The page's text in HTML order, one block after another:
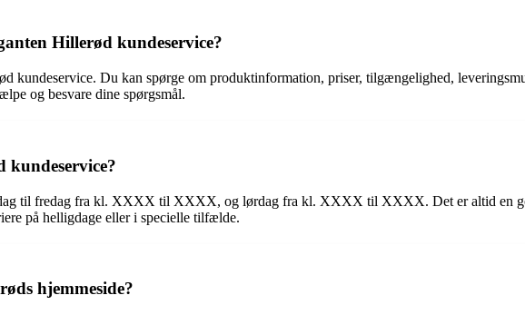
Hillerød kundeservice?
kundeservice. Du kan spørge om produktinformation, priser, tilgængelighed,
og besvare dine spørgsmål.
kundeservice?
til fredag fra kl. XXXX til XXXX, og lørdag fra kl. XXXX til XXXX. Det er altid en
på helligdage eller i specielle tilfælde.
hjemmeside?